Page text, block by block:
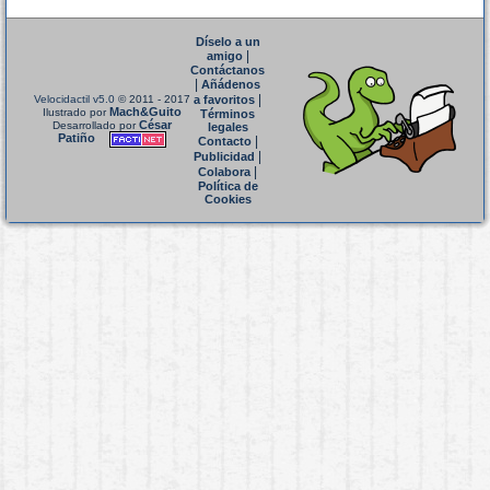
Velocidactil v5.0 © 2011 - 2017
Ilustrado porMach&Guito
Desarrollado porCésar
Patiño
Díselo a un
amigo|
Contáctanos
Añádenos
a favoritos
Términos
legales
Contacto|
Publicidad
Colabora|
Política de
Cookies